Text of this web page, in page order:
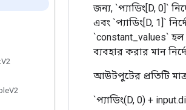
V2
V2
জন্য, `প্যাডিং[D, 0]`
এবং `প্যাডিং[D, 1]`
`constant_values`
ব্যবহার করার মান
আউটপুটের প্রতিটি
`প্যাডিং(D, 0) +